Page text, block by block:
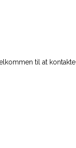
til at